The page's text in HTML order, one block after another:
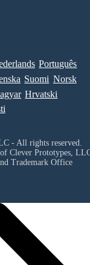
Português
Suomi Norsk
Hrvatski
- All rights reserved.
Clever Prototypes,
Trademark Office